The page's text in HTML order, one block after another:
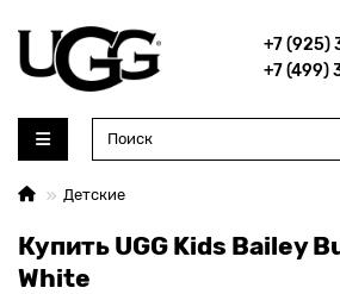
+7 (925)
+7 (499)
Детские
Купить UGG Kids Bailey
White